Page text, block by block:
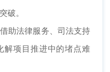
破。
法律服务、司法支持
解项目推进中的堵点难